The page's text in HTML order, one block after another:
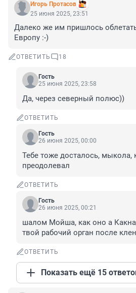
Игорь Протасов
25 июня 2025, 23:51
Далеко же им пришлось
Европу :-)
ОТВЕТИТЬ 18
Гость
25 июня 2025, 23:58
Да, через северный полюс))
ОТВЕТИТЬ
Гость
26 июня 2025, 00:00
Тебе тоже досталось, мыкола,
преодолевал
ОТВЕТИТЬ
Гость
26 июня 2025, 00:21
шалом Мойша, как оно а
твой рабочий орган после
ОТВЕТИТЬ
Показать ещё 15